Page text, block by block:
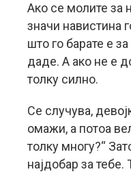
Ако се молите за
значи навистина
што го барате е
даде. А ако не е
толку силно.
Се случува,
омажи, а потоа
толку многу?“
најдобар за тебе.